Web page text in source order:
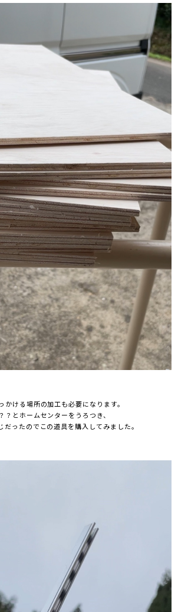
ける場所の加工も必要になります。
とホームセンターをうろつき、
ったのでこの道具を購入してみました。